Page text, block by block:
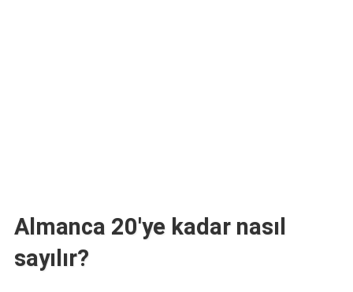
Almanca 20'ye kadar nasıl
sayılır?